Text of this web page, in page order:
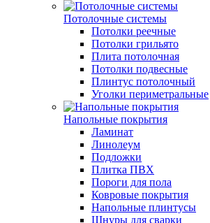
Потолочные системы
Потолки реечные
Потолки грильято
Плита потолочная
Потолки подвесные
Плинтус потолочный
Уголки периметральные
Напольные покрытия
Ламинат
Линолеум
Подложки
Плитка ПВХ
Пороги для пола
Ковровые покрытия
Напольные плинтусы
Шнуры для сварки